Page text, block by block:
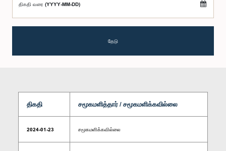
திகதி வரை (YYYY-MM-DD)
தேடு
திகதி சமூகமளித்தார் / சமூகமளிக்கவில்லை
2024-01-23 சமூகமளிக்கவில்லை